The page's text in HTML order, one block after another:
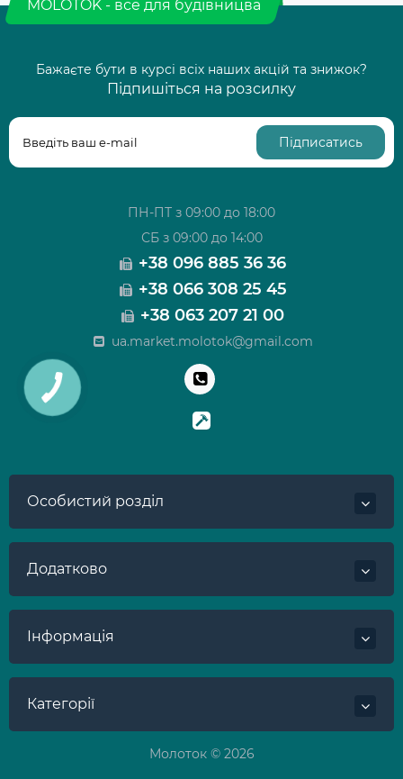
MOLOTOK - все для будівницва
Бажаєте бути в курсі всіх наших акцій та знижок?
Підпишіться на розсилку
Підписатись
ПН-ПТ з 09:00 до 18:00
СБ з 09:00 до 14:00
+38 096 885 36 36
+38 066 308 25 45
+38 063 207 21 00
ua.market.molotok@gmail.com
Особистий розділ
Додатково
Інформація
Категорії
Молоток © 2026